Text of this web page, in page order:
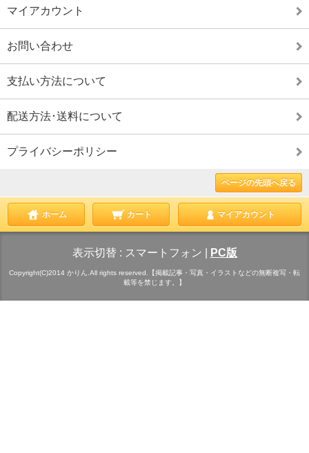
マイアカウント
お問い合わせ
支払い方法について
配送方法･送料について
プライバシーポリシー
ページの先頭へ戻る
ホーム カート マイアカウント
表示切替 : スマートフォン PC版
Copyright(C)2014 かりん.All rights reserved.【掲載記事・写真・イラストなどの無断複写・転
載等を禁じます。】